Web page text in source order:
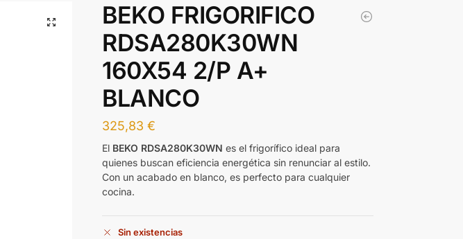
BEKO FRIGORIFICO
RDSA280K30WN
160X54 2/P A+
BLANCO
325,83€
El BEKO RDSA280K30WN es el frigorífico ideal para
quienes buscan eficiencia energética sin renunciar al estilo.
Con un acabado en blanco, es perfecto para cualquier
cocina.
Sin existencias